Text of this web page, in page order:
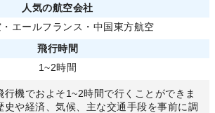
人気の航空会社
・ エールフランス ・ 中国東方航空
飛行時間
1~2時間
行機でおよそ1~2時間で行くことができま
史や経済、気候、主な交通手段を事前に調